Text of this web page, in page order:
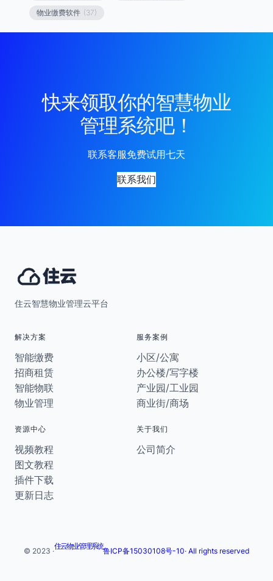
物业缴费软件 (37)
快来领取你的智慧物业
管理系统吧！
联系客服免费试用七天
联系我们
住云智慧物业管理云平台
解决方案
智能缴费
招商租赁
智能物联
物业管理
服务案例
小区/公寓
办公楼/写字楼
产业园/工业园
商业街/商场
资源中心
视频教程
图文教程
插件下载
更新日志
关于我们
公司简介
© 2023 ·
住云物业管理系统
鲁ICP备15030108号-10· All rights reserved